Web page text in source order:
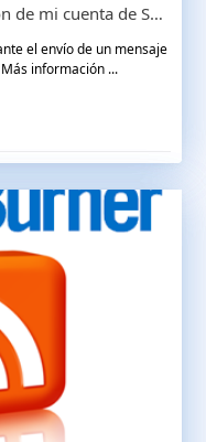
¿Cómo puedo obtener información de mi cuenta de Sprint a través de un mensaje de texto?
el envío de un mensaje
información ...